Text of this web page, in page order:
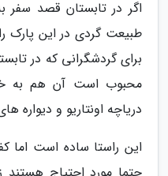
اگر در تابستان قصد سفر
طبیعت گردی در این پارک
برای گردشگرانی که در
محبوب است آن هم به
دریاچه اونتاریو و دیواره
این راستا ساده است